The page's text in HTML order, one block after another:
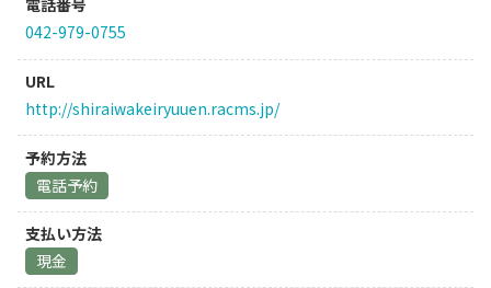
電話番号
042-979-0755
URL
http://shiraiwakeiryuuen.racms.jp/
予約方法
電話予約
支払い方法
現金